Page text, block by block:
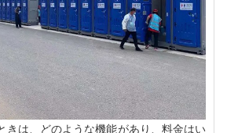
きは、どのような機能があり、料金はい